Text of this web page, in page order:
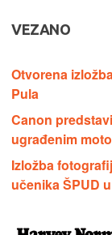
VEZANO
Otvorena
Pula
Canon
ugrađenim
Izložba
učenika ŠPUD